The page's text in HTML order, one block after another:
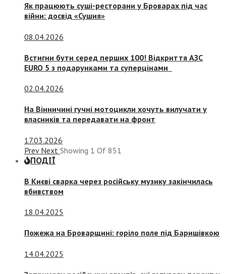
Як працюють суші-ресторани у Броварах під час
війни: досвід «Сушия»
08.04.2026
Встигни бути серед перших 100! Відкриття АЗС
EURO 5 з подарунками та суперцінами
02.04.2026
На Вінничині гучні мотоцикли хочуть вилучати у
власників та передавати на фронт
17.03.2026
Prev Next Showing 1 Of 851
ПОДІЇ
В Києві сварка через російську музику закінчилась
вбивством
18.04.2025
Пожежа на Броварщині: горіло поле під Баришівкою
14.04.2025